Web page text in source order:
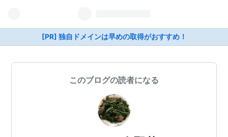
[PR] 独自ドメインは早めの取得がおすすめ！
このブログの読者になる